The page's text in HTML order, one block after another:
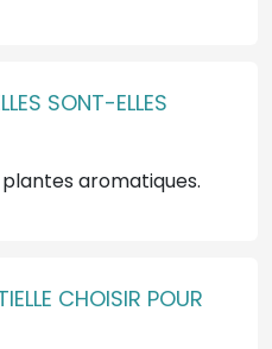
SONT-ELLES
plantes aromatiques.
CHOISIR POUR